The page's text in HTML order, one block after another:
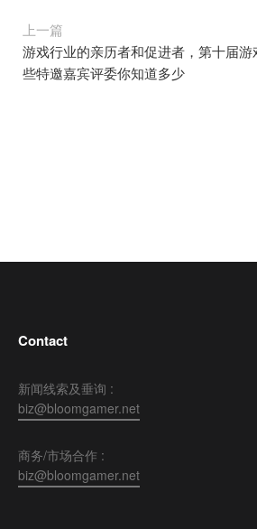
上一篇
游戏行业的亲历者和促进者，第十届
些特邀嘉宾评委你知道多少
Contact
新闻线索及垂询 :
biz@bloomgamer.net
商务/市场合作 :
biz@bloomgamer.net